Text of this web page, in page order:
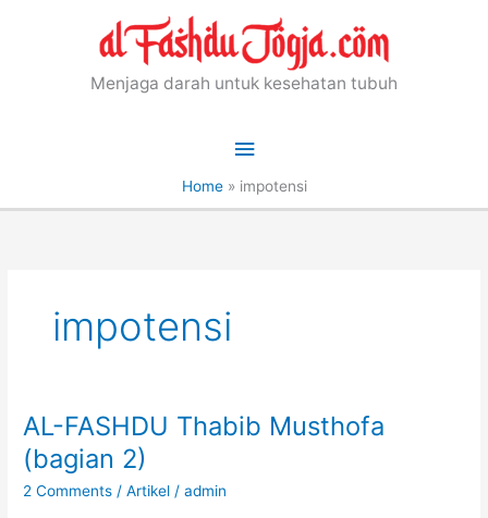
Menjaga darah untuk kesehatan tubuh
Main
Menu
Home» impotensi
impotensi
AL-FASHDU Thabib Musthofa
(bagian 2)
2 Comments /Artikel /admin